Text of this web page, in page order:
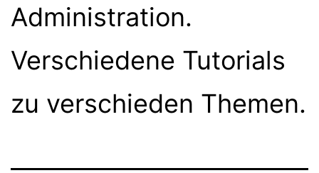
Administration.
Verschiedene Tutorials
zu verschieden Themen.